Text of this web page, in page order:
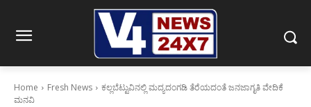
Home Fresh News
ಕಲ್ಲಬೆಟ್ಟುವಿನಲ್ಲಿ ಮದ್ಯದಂಗಡಿ ತೆರೆಯದಂತೆ ಜನಜಾಗೃತಿ ವೇದಿಕೆ
ಮನವಿ